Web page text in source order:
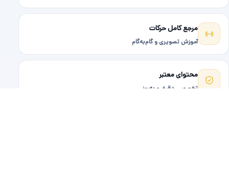
مرجع کامل حرکات
آموزش تصویری و گام‌به‌گام
محتوای معتبر
تخصصی، دقیق و به‌روز